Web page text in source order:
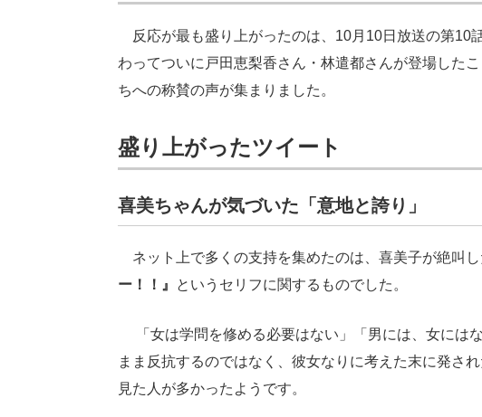
反応が最も盛り上がったのは、10月10日放送の第10
わってついに戸田恵梨香さん・林遣都さんが登場した
ちへの称賛の声が集まりました。
盛り上がったツイート
喜美ちゃんが気づいた「意地と誇り」
ネット上で多くの支持を集めたのは、喜美子が絶叫し
ー！！』
というセリフに関するものでした。
「女は学問を修める必要はない」「男には、女には
まま反抗するのではなく、彼女なりに考えた末に発さ
見た人が多かったようです。